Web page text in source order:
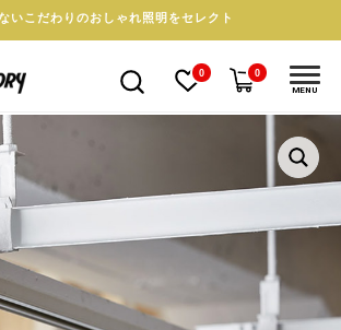
いこだわりのおしゃれ照明をセレクト
0 0
MENU